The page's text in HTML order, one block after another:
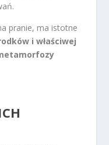
pranie, ma istotne
i właściwej